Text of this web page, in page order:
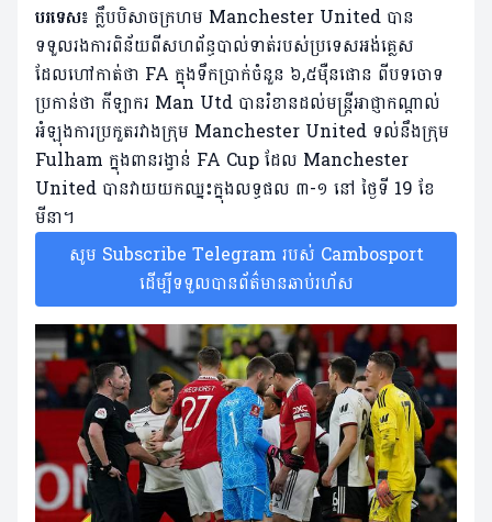
បរទេស៖ ក្លឹបបិសាចក្រហម Manchester United បាន
ទទួលរងការពិន័យពីសហព័ន្ធបាល់ទាត់របស់ប្រទេសអង់គ្លេស
ដែលហៅកាត់ថា FA ក្នុងទឹកប្រាក់ចំនួន ៦,៥មុឺនផោន ពីបទចោទ
ប្រកាន់ថា កីឡាករ Man Utd បានរំខានដល់មន្ត្រីអាជ្ញាកណ្តាល់
អំឡុងការប្រកួតរវាងក្រុម Manchester United ទល់នឹងក្រុម
Fulham ក្នុងពានរង្វាន់ FA Cup ដែល Manchester
United បានវាយយកឈ្នះក្នុងលទ្ធផល ៣-១ នៅ ថ្ងៃទី 19 ខែ
មីនា។
សូម Subscribe Telegram របស់ Cambosport
ដើម្បីទទួលបានព័ត៌មានឆាប់រហ័ស